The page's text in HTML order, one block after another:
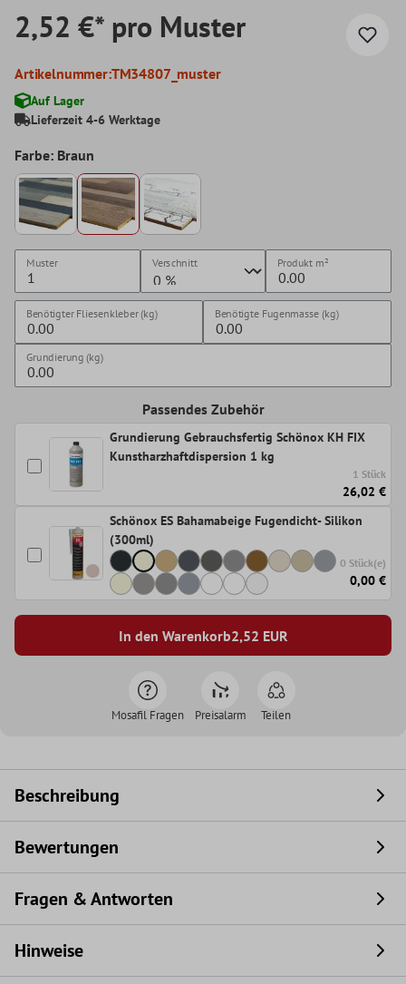
2,52 €* pro Muster
Artikelnummer:TM34807_muster
Auf Lager
Lieferzeit 4-6 Werktage
Farbe: Braun
Muster Verschnitt Produkt m²
Benötigter Fliesenkleber (kg) Benötigte Fugenmasse (kg)
Grundierung (kg)
Passendes Zubehör
Grundierung Gebrauchsfertig Schönox KH FIX
Kunstharzhaftdispersion 1 kg
1 Stück
26,02 €
Schönox ES Bahamabeige Fugendicht- Silikon
(300ml)
0 Stück(e)
0,00 €
In den Warenkorb2,52 EUR
Mosafil Fragen Preisalarm Teilen
Beschreibung
Bewertungen
Fragen & Antworten
Hinweise